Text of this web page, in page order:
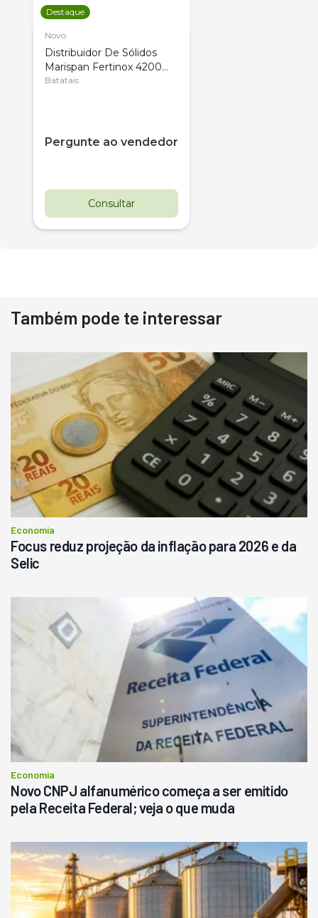
Destaque
Novo
Distribuidor De Sólidos
Marispan Fertinox 4200
Citrus
Batatais
Pergunte ao vendedor
Consultar
Destaque
Usado
Pá Carregadeira Cat 966
Ano 1987
Londrina
R$ 145.000
Consultar
Também pode te interessar
Economia
Focus reduz projeção da inflação para 2026 e da
Selic
Economia
Novo CNPJ alfanumérico começa a ser emitido
pela Receita Federal; veja o que muda